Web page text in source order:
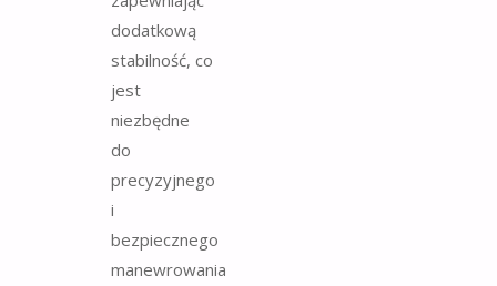
dodatkową
stabilność, co
jest
niezbędne
do
precyzyjnego
i
bezpiecznego
manewrowania